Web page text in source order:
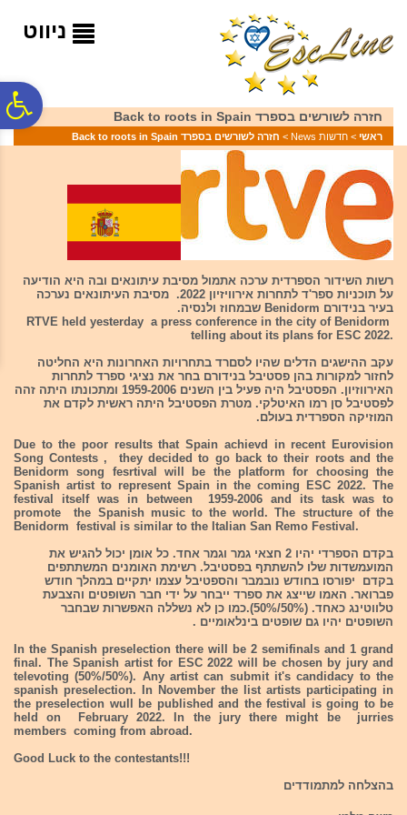
המרכזי
ניווט
חזרה לשורשים בספרד Back to roots in Spain
ראשי > חדשות News > חזרה לשורשים בספרד Back to roots in Spain
רשות השידור הספרדית ערכה אתמול מסיבת עיתונאים ובה היא הודיעה
על תוכניות ספר'ד לתחרות אירוויזיון 2022. מסיבת העיתונאים נערכה
בעיר בנידורם Benidorm שבמחוז ולנסיה.
RTVE held yesterday a press conference in the city of Benidorm
telling about its plans for ESC 2022.
עקב ההישגים הדלים שהיו לסםרד בתחרויות האחרונות היא החליטה
לחזור למקורות בהן פסטיבל בנידורם בחר את נציגי ספרד לתחרות
האירווזיון. הפסטיבל היה פעיל בין השנים 1959-2006 ומתכונתו היתה זהה
לפסטיבל סן רמו האיטלקי. מטרת הפסטיבל היתה ראשית לקדם את
המוזיקה הספרדית בעולם.
Due to the poor results that Spain achievd in recent Eurovision
Song Contests , they decided to go back to their roots and the
Benidorm song fesrtival will be the platform for choosing the
Spanish artist to represent Spain in the coming ESC 2022. The
festival itself was in between 1959-2006 and its task was to
promote the Spanish music to the world. The structure of the
Benidorm festival is similar to the Italian San Remo Festival.
בקדם הספרדי יהיו 2 חצאי גמר וגמר אחד. כל אומן יכול להגיש את
המועמשדות שלו להשתתף בפסטיבל. רשימת האומנים המשתתפים
בקדם יפורסו בחודש נובמבר והספטיבל עצמו יתקיים במהלך חודש
פברואר. האמו שייצג את ספרד ייבחר על ידי חבר השופטים והצבעת
טלווטינג כאחד. (50%/50%).כמו כן לא נשללה האפשרות שבחבר
השופטים יהיו גם שופטים בינלאומיים .
In the Spanish preselection there will be 2 semifinals and 1 grand
final. The Spanish artist for ESC 2022 will be chosen by jury and
televoting (50%/50%). Any artist can submit it's candidacy to the
spanish preselection. In November the list artists participating in
the preselection wull be published and the festival is going to be
held on February 2022. In the jury there might be jurries
members coming from abroad.
Good Luck to the contestants!!!
בהצלחה למתמודדים